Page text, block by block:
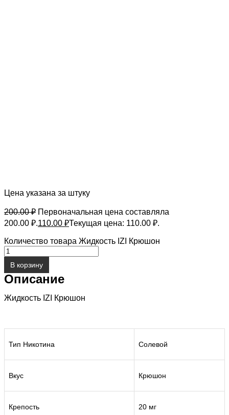
Цена указана за штуку
200.00₽ Первоначальная цена составляла
200.00 ₽.110.00 ₽Текущая цена: 110.00 ₽.
Количество товара Жидкость IZI Крюшон
В корзину
Описание
Жидкость IZI Крюшон
Тип Никотина Солевой
Вкус Крюшон
Крепость 20 мг